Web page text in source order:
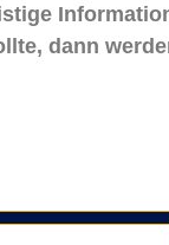
dann